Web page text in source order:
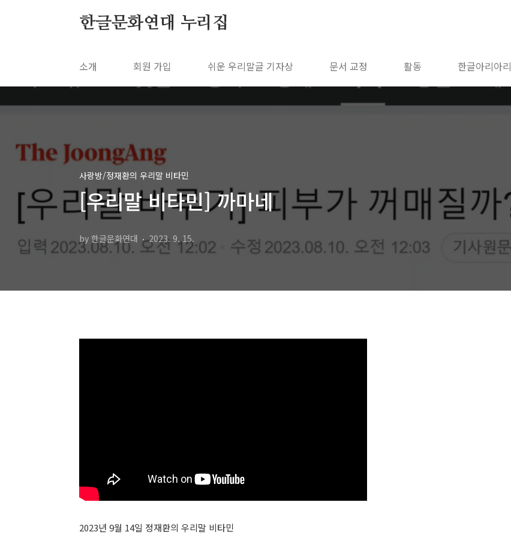
한글문화연대 누리집
소개 회원 가입 쉬운 우리말글 기자상 문서 교정 활동 한글아리아리
사랑방/정재환의 우리말 비타민
[우리말 비타민] 까마네
by 한글문화연대 2023. 9. 15.
2023년 9월 14일 정재환의 우리말 비타민